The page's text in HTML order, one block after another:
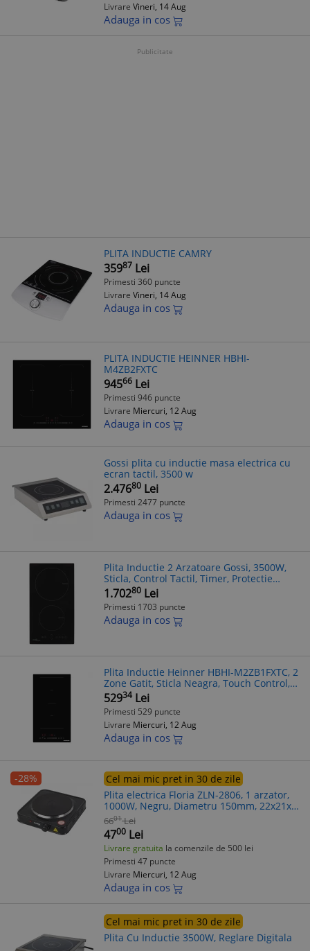
Livrare Vineri, 14 Aug
Adauga in cos
Publicitate
PLITA INDUCTIE CAMRY
35987 Lei
Primesti 360 puncte
Livrare Vineri, 14 Aug
Adauga in cos
PLITA INDUCTIE HEINNER HBHI-
M4ZB2FXTC
94566 Lei
Primesti 946 puncte
Livrare Miercuri, 12 Aug
Adauga in cos
Gossi plita cu inductie masa electrica cu
ecran tactil, 3500 w
2.47680 Lei
Primesti 2477 puncte
Adauga in cos
Plita Inductie 2 Arzatoare Gossi, 3500W,
Sticla, Control Tactil, Timer, Protectie
Copii, Negru
1.70280 Lei
Primesti 1703 puncte
Adauga in cos
Plita Inductie Heinner HBHI-M2ZB1FXTC, 2
Zone Gatit, Sticla Neagra, Touch Control,
Timer, Protectie Copii, Boost
52934 Lei
Primesti 529 puncte
Livrare Miercuri, 12 Aug
Adauga in cos
-28%
Cel mai mic pret in 30 de zile
Plita electrica Floria ZLN-2806, 1 arzator,
1000W, Negru, Diametru 150mm, 22x21x5
cm, Fonta, Protectie supraincalzire
6601 Lei
4700 Lei
Livrare gratuita la comenzile de 500 lei
Primesti 47 puncte
Livrare Miercuri, 12 Aug
Adauga in cos
Cel mai mic pret in 30 de zile
Plita Cu Inductie 3500W, Reglare Digitala